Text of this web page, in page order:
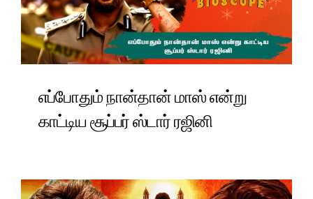
எப்போதும் நான்தான் மாஸ் என்று
காட்டிய சூப்பர் ஸ்டார் ரஜினி